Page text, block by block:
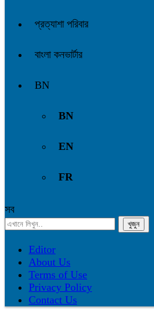
প্রত্যাশা পরিবার
বাংলা কনভার্টার
BN
BN
EN
FR
সব
Editor
About Us
Terms of Use
Privacy Policy
Contact Us